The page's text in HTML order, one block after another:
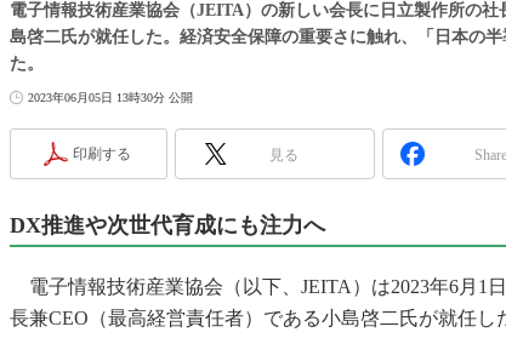
エレ
リタイア直前エンジニアの社会人大
学漂流記
この10年で起こったこと、次の10年
製品分解で探るアジアの新トレンド
“異端児エンジニア”が仕掛けた社内
改革、執念の180日
電子情報技術産業協会（JEITA）の新しい会長に日立製作所の
島啓二氏が就任した。経済安全保障の重要さに触れ、「日本の
た。
2023年06月05日 13時30分 公開
印刷する 見る Share
DX推進や次世代育成にも注力へ
電子情報技術産業協会（以下、JEITA）は2023年6月1
長兼CEO（最高経営責任者）である小島啓二氏が就任し